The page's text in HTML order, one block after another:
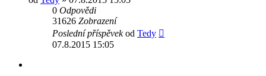
0 Odpovědi
31626 Zobrazení
Poslední příspěvekod Tedy
07.8.2015 15:05